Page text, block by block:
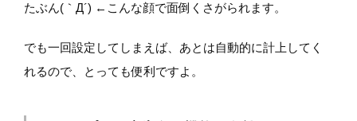
たぶん(｀Д´) ←こんな顔で面倒くさがられます。
でも一回設定してしまえば、あとは自動的に計上してく
れるので、とっても便利ですよ。